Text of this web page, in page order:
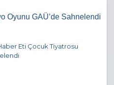
Oyunu GAÜ’de Sahnelendi
Eti Çocuk Tiyatrosu